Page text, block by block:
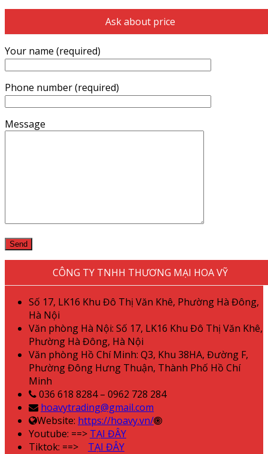
Ask about price
Your name (required)
Phone number (required)
Message
CÔNG TY TNHH THƯƠNG MẠI HOA VỸ
Số 17, LK16 Khu Đô Thị Văn Khê, Phường Hà Đông,
Hà Nội
Văn phòng Hà Nội: Số 17, LK16 Khu Đô Thị Văn Khê,
Phường Hà Đông, Hà Nội
Văn phòng Hồ Chí Minh: Q3, Khu 38HA, Đường F,
Phường Đông Hưng Thuận, Thành Phố Hồ Chí
Minh
036 618 8284 – 0962 728 284
hoavytrading@gmail.com
Website: https://hoavy.vn/
Youtube: ==> TẠI ĐÂY
Tiktok: ==> TẠI ĐÂY